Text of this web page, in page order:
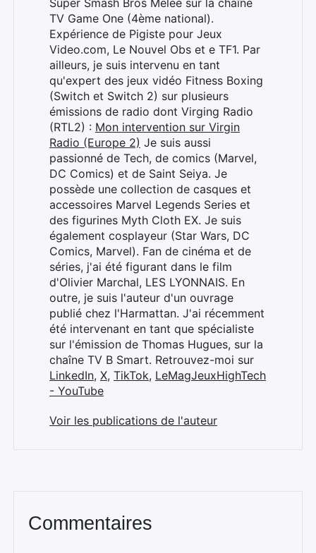
Super Smash Bros Melee sur la chaîne
TV Game One (4ème national).
Expérience de Pigiste pour Jeux
Video.com, Le Nouvel Obs et e TF1. Par
ailleurs, je suis intervenu en tant
qu'expert des jeux vidéo Fitness Boxing
(Switch et Switch 2) sur plusieurs
émissions de radio dont Virging Radio
(RTL2) : Mon intervention sur Virgin
Radio (Europe 2) Je suis aussi
passionné de Tech, de comics (Marvel,
DC Comics) et de Saint Seiya. Je
possède une collection de casques et
accessoires Marvel Legends Series et
des figurines Myth Cloth EX. Je suis
également cosplayeur (Star Wars, DC
Comics, Marvel). Fan de cinéma et de
séries, j'ai été figurant dans le film
d'Olivier Marchal, LES LYONNAIS. En
outre, je suis l'auteur d'un ouvrage
publié chez l'Harmattan. J'ai récemment
été intervenant en tant que spécialiste
sur l'émission de Thomas Hugues, sur la
chaîne TV B Smart. Retrouvez-moi sur
LinkedIn, X, TikTok, LeMagJeuxHighTech
- YouTube
Voir les publications de l'auteur
Commentaires
Rechercher
: